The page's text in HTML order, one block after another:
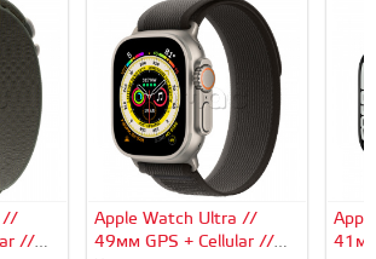
//
//
Apple Watch Ultra //
49мм GPS + Cellular //